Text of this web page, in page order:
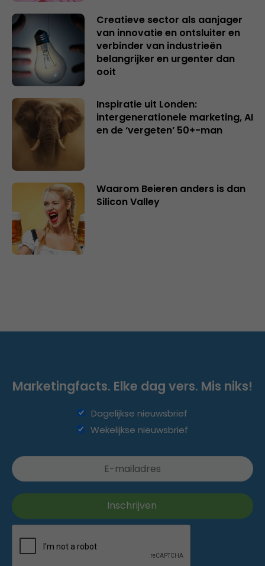
Creatieve sector als aanjager
van innovatie en ontsluiter en
verbinder van industrieën
belangrijker en urgenter dan
ooit
Inspiratie uit Londen:
intergenerationele marketing, AI
en de ‘vergeten’ 50+-man
Waarom Beieren anders is dan
Silicon Valley
Marketingfacts. Elke dag vers. Mis niks!
Dagelijkse nieuwsbrief
Wekelijkse nieuwsbrief